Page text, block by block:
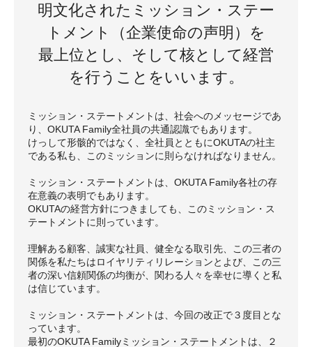
明文化されたミッション・ステー
トメント（企業使命の声明）を
最上位とし、そして核として経営
を行うことをいいます。
ミッション・ステートメントは、社会へのメッセージであ
り、OKUTA Family全社員の共通認識でもあります。
けっして形骸的ではなく、全社員とともにOKUTAの社主
である私も、このミッションに則らなければなりません。
ミッション・ステートメントは、OKUTA Family各社の存
在意義の表明でもあります。
OKUTAの経営方針につきましても、このミッション・ス
テートメントに則っています。
理解ある顧客、誠実な社員、健全なる取引先、この三者の
関係を私たちはロイヤリティリレーションとよび、この三
者の深い信頼関係の均衡が、関わる人々を幸せに導くと私
は信じています。
ミッション・ステートメントは、今回の改正で３度目とな
っています。
最初のOKUTA Familyミッション・ステートメントは、２